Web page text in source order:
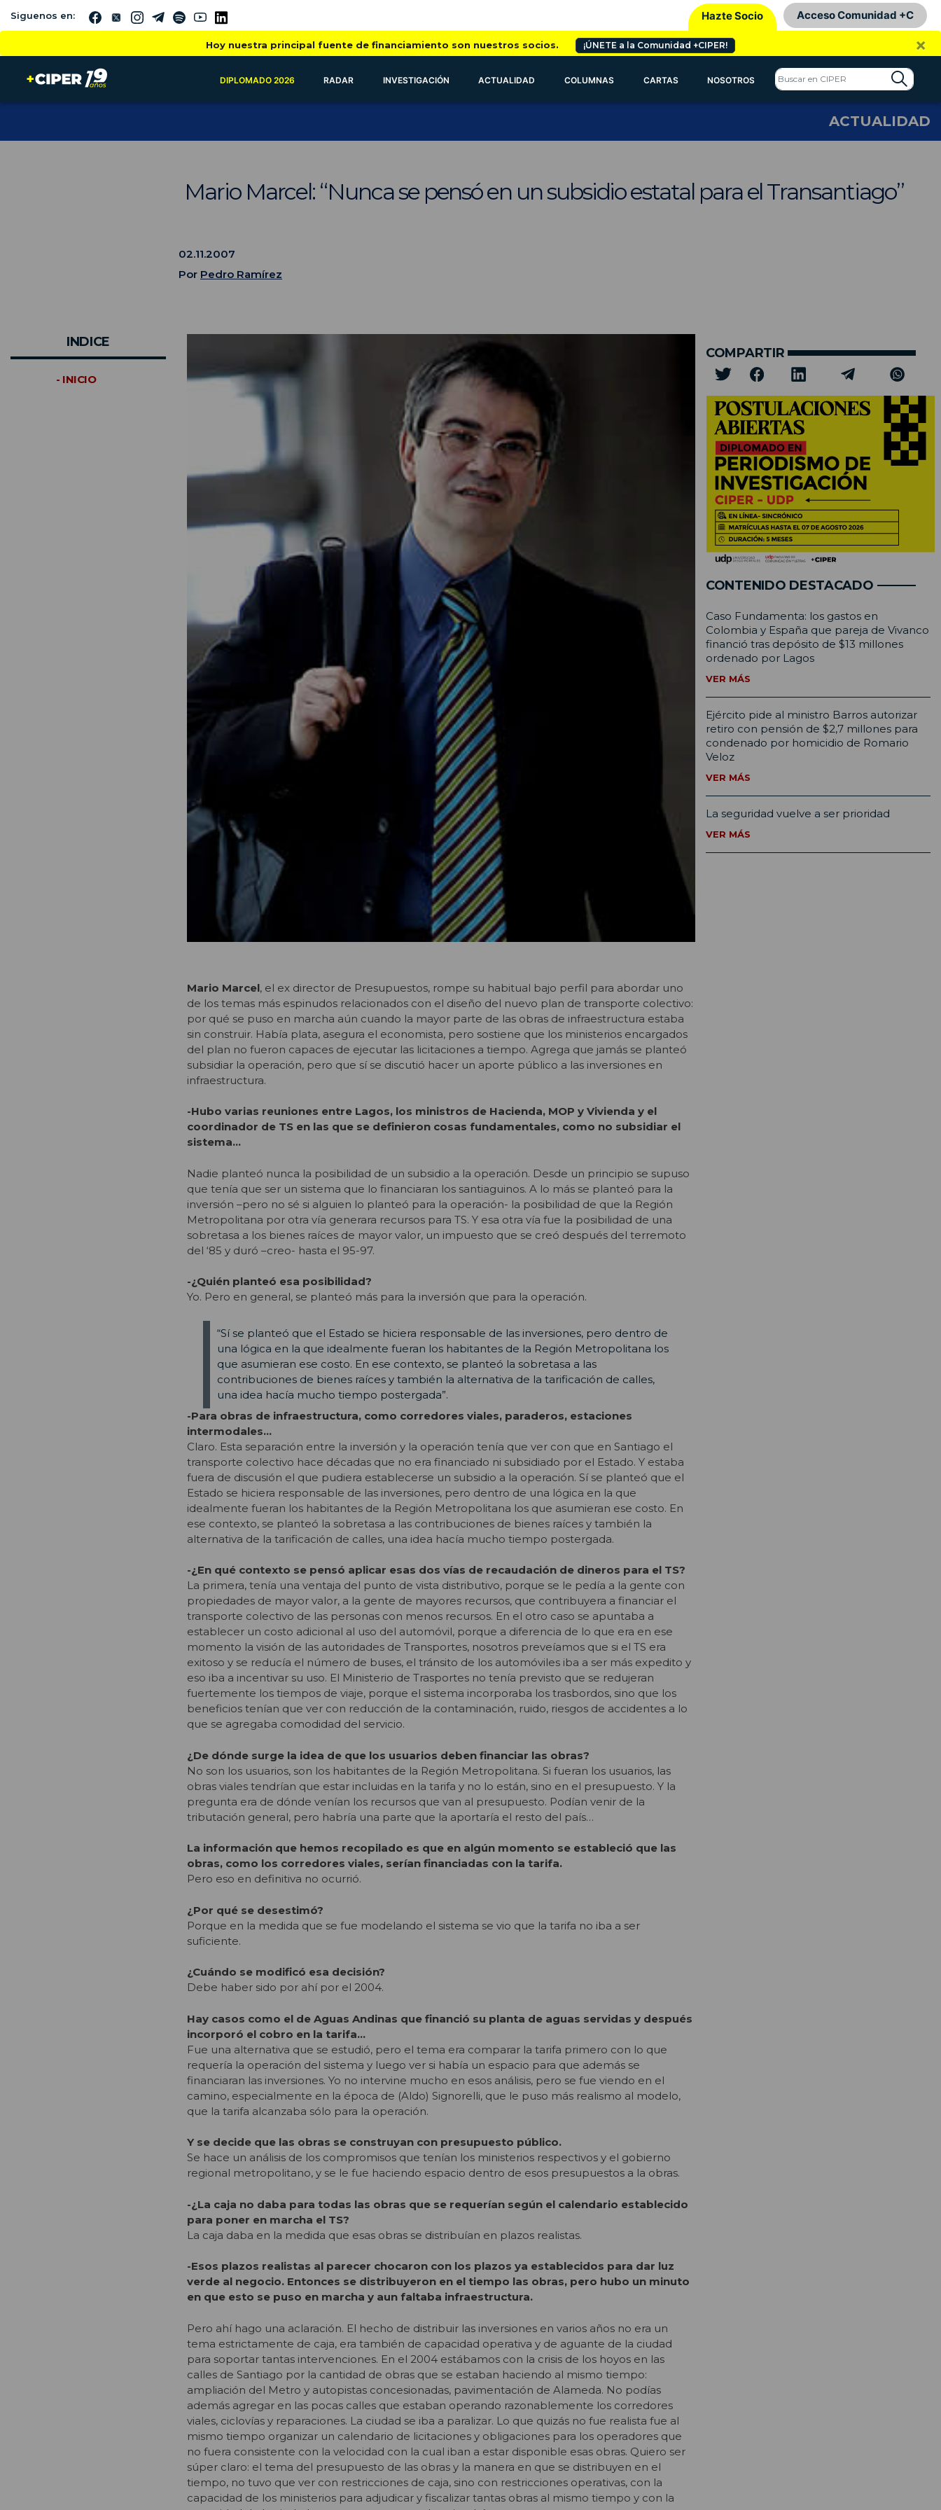
Siguenos en: Hazte Socio Acceso Comunidad +C
Hoy nuestra principal fuente de financiamiento son nuestros socios. ¡ÚNETE a la Comunidad +CIPER! ×
DIPLOMADO 2026 RADAR INVESTIGACIÓN ACTUALIDAD COLUMNAS CARTAS NOSOTROS
ACTUALIDAD
Mario Marcel: “Nunca se pensó en un subsidio estatal para el Transantiago”
02.11.2007
Por Pedro Ramírez
INDICE
- INICIO
Mario Marcel, el ex director de Presupuestos, rompe su habitual bajo perfil para abordar uno
de los temas más espinudos relacionados con el diseño del nuevo plan de transporte colectivo:
por qué se puso en marcha aún cuando la mayor parte de las obras de infraestructura estaba
sin construir. Había plata, asegura el economista, pero sostiene que los ministerios encargados
del plan no fueron capaces de ejecutar las licitaciones a tiempo. Agrega que jamás se planteó
subsidiar la operación, pero que sí se discutió hacer un aporte público a las inversiones en
infraestructura.
-Hubo varias reuniones entre Lagos, los ministros de Hacienda, MOP y Vivienda y el
coordinador de TS en las que se definieron cosas fundamentales, como no subsidiar el
sistema…
Nadie planteó nunca la posibilidad de un subsidio a la operación. Desde un principio se supuso
que tenía que ser un sistema que lo financiaran los santiaguinos. A lo más se planteó para la
inversión –pero no sé si alguien lo planteó para la operación- la posibilidad de que la Región
Metropolitana por otra vía generara recursos para TS. Y esa otra vía fue la posibilidad de una
sobretasa a los bienes raíces de mayor valor, un impuesto que se creó después del terremoto
del ‘85 y duró –creo- hasta el 95-97.
-¿Quién planteó esa posibilidad?
Yo. Pero en general, se planteó más para la inversión que para la operación.
“Sí se planteó que el Estado se hiciera responsable de las inversiones, pero dentro de
una lógica en la que idealmente fueran los habitantes de la Región Metropolitana los
que asumieran ese costo. En ese contexto, se planteó la sobretasa a las
contribuciones de bienes raíces y también la alternativa de la tarificación de calles,
una idea hacía mucho tiempo postergada”.
-Para obras de infraestructura, como corredores viales, paraderos, estaciones
intermodales…
Claro. Esta separación entre la inversión y la operación tenía que ver con que en Santiago el
transporte colectivo hace décadas que no era financiado ni subsidiado por el Estado. Y estaba
fuera de discusión el que pudiera establecerse un subsidio a la operación. Sí se planteó que el
Estado se hiciera responsable de las inversiones, pero dentro de una lógica en la que
idealmente fueran los habitantes de la Región Metropolitana los que asumieran ese costo. En
ese contexto, se planteó la sobretasa a las contribuciones de bienes raíces y también la
alternativa de la tarificación de calles, una idea hacía mucho tiempo postergada.
-¿En qué contexto se pensó aplicar esas dos vías de recaudación de dineros para el TS?
La primera, tenía una ventaja del punto de vista distributivo, porque se le pedía a la gente con
propiedades de mayor valor, a la gente de mayores recursos, que contribuyera a financiar el
transporte colectivo de las personas con menos recursos. En el otro caso se apuntaba a
establecer un costo adicional al uso del automóvil, porque a diferencia de lo que era en ese
momento la visión de las autoridades de Transportes, nosotros preveíamos que si el TS era
exitoso y se reducía el número de buses, el tránsito de los automóviles iba a ser más expedito y
eso iba a incentivar su uso. El Ministerio de Trasportes no tenía previsto que se redujeran
fuertemente los tiempos de viaje, porque el sistema incorporaba los trasbordos, sino que los
beneficios tenían que ver con reducción de la contaminación, ruido, riesgos de accidentes a lo
que se agregaba comodidad del servicio.
¿De dónde surge la idea de que los usuarios deben financiar las obras?
No son los usuarios, son los habitantes de la Región Metropolitana. Si fueran los usuarios, las
obras viales tendrían que estar incluidas en la tarifa y no lo están, sino en el presupuesto. Y la
pregunta era de dónde venían los recursos que van al presupuesto. Podían venir de la
tributación general, pero habría una parte que la aportaría el resto del país…
La información que hemos recopilado es que en algún momento se estableció que las
obras, como los corredores viales, serían financiadas con la tarifa.
Pero eso en definitiva no ocurrió.
¿Por qué se desestimó?
Porque en la medida que se fue modelando el sistema se vio que la tarifa no iba a ser
suficiente.
¿Cuándo se modificó esa decisión?
Debe haber sido por ahí por el 2004.
Hay casos como el de Aguas Andinas que financió su planta de aguas servidas y después
incorporó el cobro en la tarifa…
Fue una alternativa que se estudió, pero el tema era comparar la tarifa primero con lo que
requería la operación del sistema y luego ver si había un espacio para que además se
financiaran las inversiones. Yo no intervine mucho en esos análisis, pero se fue viendo en el
camino, especialmente en la época de (Aldo) Signorelli, que le puso más realismo al modelo,
que la tarifa alcanzaba sólo para la operación.
Y se decide que las obras se construyan con presupuesto público.
Se hace un análisis de los compromisos que tenían los ministerios respectivos y el gobierno
regional metropolitano, y se le fue haciendo espacio dentro de esos presupuestos a la obras.
-¿La caja no daba para todas las obras que se requerían según el calendario establecido
para poner en marcha el TS?
La caja daba en la medida que esas obras se distribuían en plazos realistas.
-Esos plazos realistas al parecer chocaron con los plazos ya establecidos para dar luz
verde al negocio. Entonces se distribuyeron en el tiempo las obras, pero hubo un minuto
en que esto se puso en marcha y aun faltaba infraestructura.
Pero ahí hago una aclaración. El hecho de distribuir las inversiones en varios años no era un
tema estrictamente de caja, era también de capacidad operativa y de aguante de la ciudad
para soportar tantas intervenciones. En el 2004 estábamos con la crisis de los hoyos en las
calles de Santiago por la cantidad de obras que se estaban haciendo al mismo tiempo:
ampliación del Metro y autopistas concesionadas, pavimentación de Alameda. No podías
además agregar en las pocas calles que estaban operando razonablemente los corredores
viales, ciclovías y reparaciones. La ciudad se iba a paralizar. Lo que quizás no fue realista fue al
mismo tiempo organizar un calendario de licitaciones y obligaciones para los operadores que
no fuera consistente con la velocidad con la cual iban a estar disponible esas obras. Quiero ser
súper claro: el tema del presupuesto de las obras y la manera en que se distribuyen en el
tiempo, no tuvo que ver con restricciones de caja, sino con restricciones operativas, con la
capacidad de los ministerios para adjudicar y fiscalizar tantas obras al mismo tiempo y con la
COMPARTIR
CONTENIDO DESTACADO
Caso Fundamenta: los gastos en
Colombia y España que pareja de Vivanco
financió tras depósito de $13 millones
ordenado por Lagos
VER MÁS
Ejército pide al ministro Barros autorizar
retiro con pensión de $2,7 millones para
condenado por homicidio de Romario
Veloz
VER MÁS
La seguridad vuelve a ser prioridad
VER MÁS